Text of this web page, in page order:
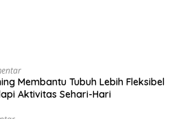
Membantu Tubuh Lebih Fleksibel
Aktivitas Sehari-Hari